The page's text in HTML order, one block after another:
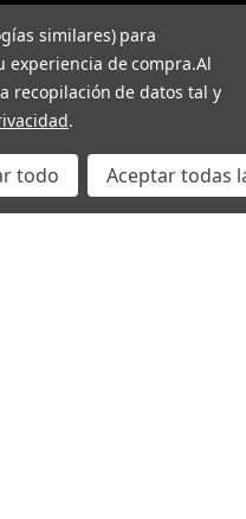
similares) para
experiencia de compra.Al
recopilación de datos tal y
.
todo Aceptar todas